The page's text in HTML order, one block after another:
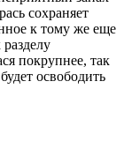
сохраняет
к тому же еще
покрупнее, так
освободить